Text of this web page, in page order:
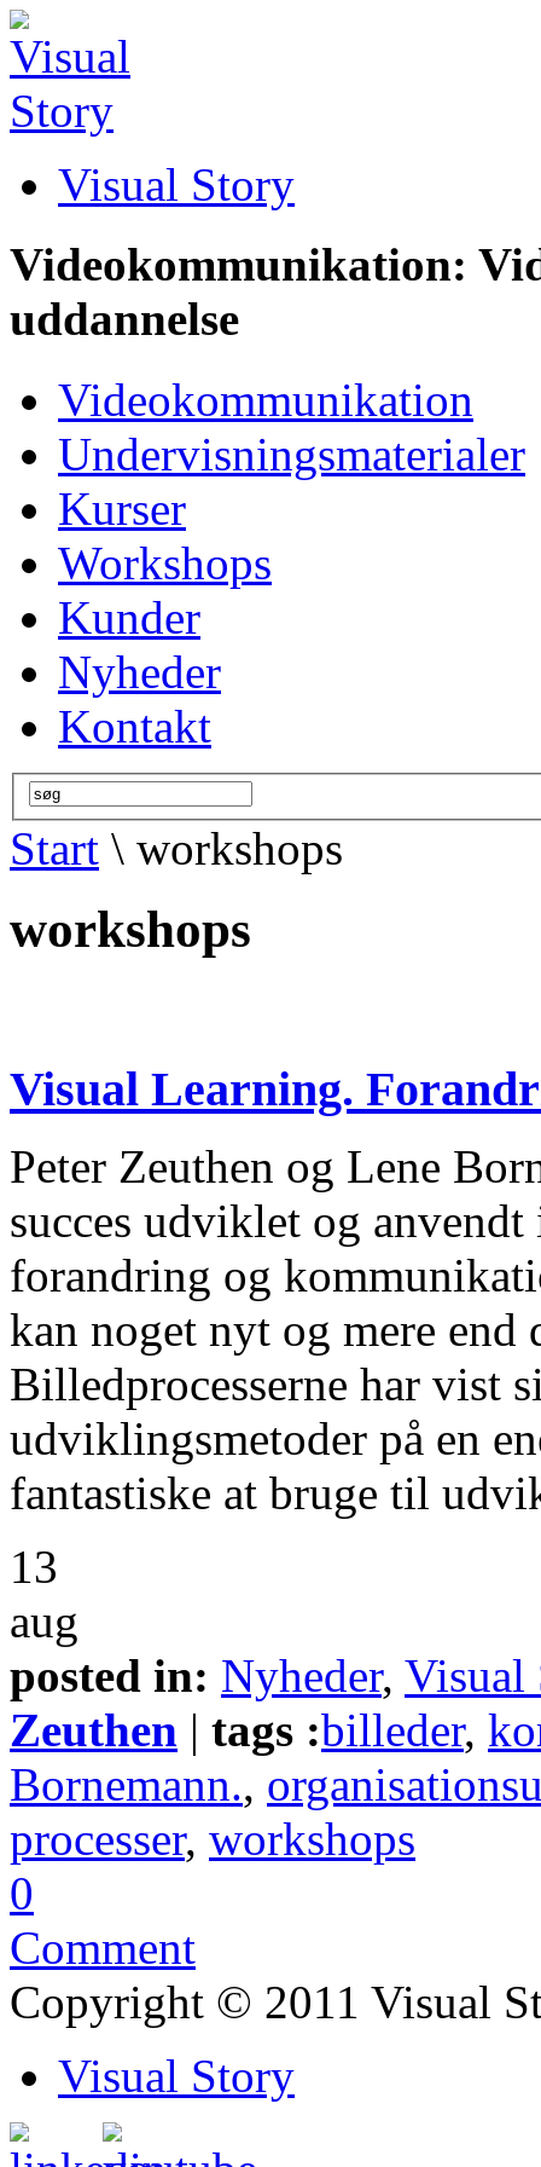
Visual Story
Videokommunikation:
uddannelse
Videokommunikation
Undervisningsmaterialer
Kurser
Workshops
Kunder
Nyheder
Kontakt
Start \ workshops
workshops
Visual Learning.
Peter Zeuthen og Lene
succes udviklet og
forandring og
kan noget nyt og mere end
Billedprocesserne har vist
udviklingsmetoder på en
fantastiske at bruge til
13
aug
posted in: Nyheder, Visual
Zeuthen | tags :billeder,
Bornemann.,
processer, workshops
0
Comment
Copyright © 2011 Visual
Visual Story